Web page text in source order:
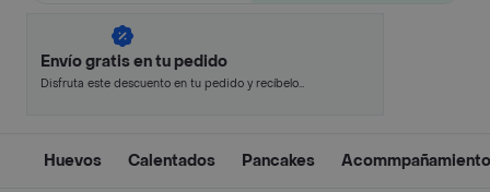
Envío gratis en tu pedido
Disfruta este descuento en tu pedido y recíbelo
Huevos Calentados Pancakes